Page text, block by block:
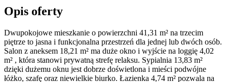
Opis oferty
Dwupokojowe mieszkanie o powierzchni 41,31 m² na trzecim
piętrze to jasna i funkcjonalna przestrzeń dla jednej lub dwóch osób.
Salon z aneksem 18,21 m² ma duże okno i wyjście na loggię 4,02
m² , która stanowi prywatną strefę relaksu. Sypialnia 13,83 m²
dzięki dużemu oknu jest dobrze doświetlona i mieści podwójne
łóżko, szafę oraz niewielkie biurko. Łazienka 4,74 m² pozwala na